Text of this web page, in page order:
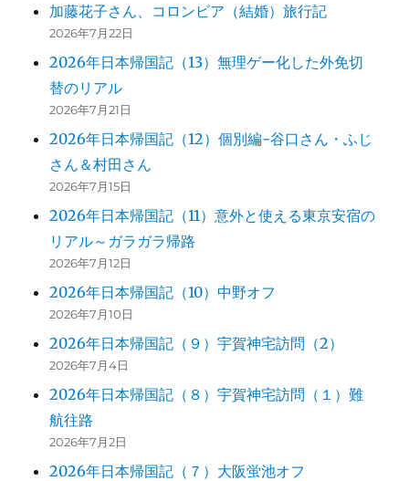
加藤花子さん、コロンビア（結婚）旅行記
2026年7月22日
2026年日本帰国記（13）無理ゲー化した外免切
替のリアル
2026年7月21日
2026年日本帰国記（12）個別編-谷口さん・ふじ
さん＆村田さん
2026年7月15日
2026年日本帰国記（11）意外と使える東京安宿の
リアル～ガラガラ帰路
2026年7月12日
2026年日本帰国記（10）中野オフ
2026年7月10日
2026年日本帰国記（９）宇賀神宅訪問（2）
2026年7月4日
2026年日本帰国記（８）宇賀神宅訪問（１）難
航往路
2026年7月2日
2026年日本帰国記（７）大阪蛍池オフ